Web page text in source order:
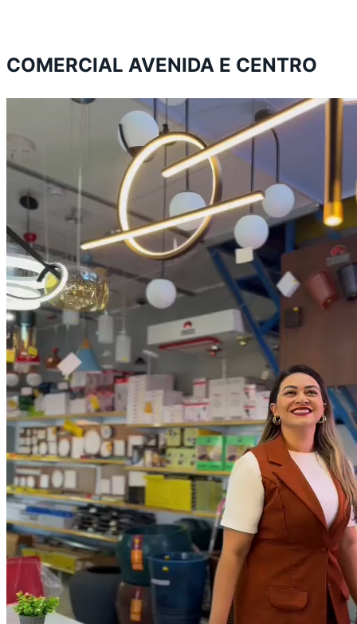
COMERCIAL AVENIDA E CENTRO